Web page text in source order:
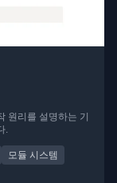
원리를 설명하는 기
.
모듈 시스템